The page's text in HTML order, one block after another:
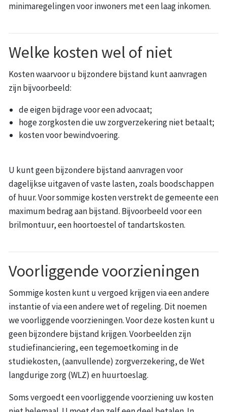
minimaregelingen voor inwoners met een laag inkomen.
Welke kosten wel of niet
Kosten waarvoor u bijzondere bijstand kunt aanvragen
zijn bijvoorbeeld:
de eigen bijdrage voor een advocaat;
hoge zorgkosten die uw zorgverzekering niet betaalt;
kosten voor bewindvoering.
U kunt geen bijzondere bijstand aanvragen voor
dagelijkse uitgaven of vaste lasten, zoals boodschappen
of huur. Voor sommige kosten verstrekt de gemeente een
maximum bedrag aan bijstand. Bijvoorbeeld voor een
brilmontuur, een hoortoestel of tandartskosten.
Voorliggende voorzieningen
Sommige kosten kunt u vergoed krijgen via een andere
instantie of via een andere wet of regeling. Dit noemen
we voorliggende voorzieningen. Voor deze kosten kunt u
geen bijzondere bijstand krijgen. Voorbeelden zijn
studiefinanciering, een tegemoetkoming in de
studiekosten, (aanvullende) zorgverzekering, de Wet
langdurige zorg (WLZ) en huurtoeslag.
Soms vergoedt een voorliggende voorziening uw kosten